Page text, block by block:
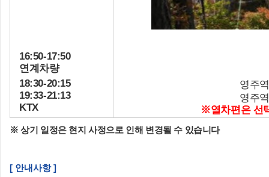
16:50-17:50
연계차량
18:30-20:15
19:33-21:13
KTX
영주
영주
※열차편은 선
※ 상기 일정은 현지 사정으로 인해 변경될 수 있습니다
[ 안내사항 ]